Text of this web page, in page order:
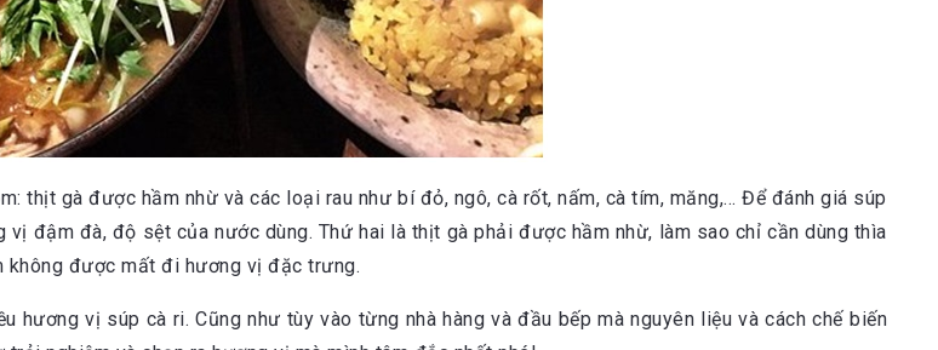
thịt gà được hầm nhừ và các loại rau như bí đỏ, ngô, cà rốt, nấm, cà tím, măng,… Để đánh giá súp
đậm đà, độ sệt của nước dùng. Thứ hai là thịt gà phải được hầm nhừ, làm sao chỉ cần dùng thìa
không được mất đi hương vị đặc trưng.
hương vị súp cà ri. Cũng như tùy vào từng nhà hàng và đầu bếp mà nguyên liệu và cách chế biến